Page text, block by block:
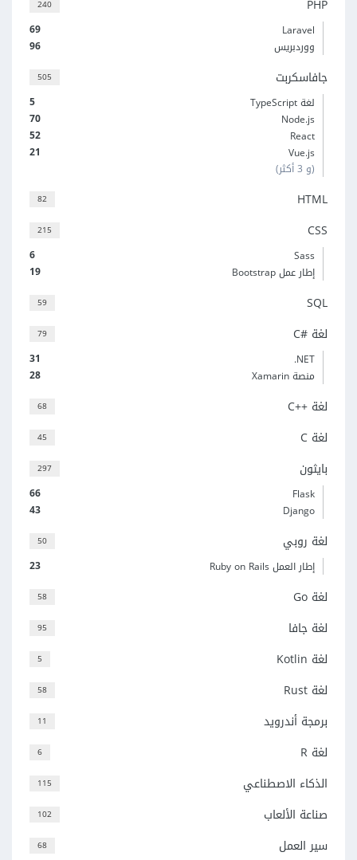
240 PHP
69
Laravel
96
ووردبريس
505 جافاسكربت
5
لغة TypeScript
70
Node.js
52
React
21
Vue.js
(و 3 أكثر)
82 HTML
215 CSS
6
Sass
19
إطار عمل Bootstrap
59 SQL
79 لغة C#‎
31
‎.NET
28
منصة Xamarin
68 لغة C++‎
45 لغة C
297 بايثون
66
Flask
43
Django
50 لغة روبي
23 إطار العمل Ruby on Rails
58 لغة Go
95 لغة جافا
5 لغة Kotlin
58 لغة Rust
11 برمجة أندرويد
6 لغة R
115 الذكاء الاصطناعي
102 صناعة الألعاب
68 سير العمل